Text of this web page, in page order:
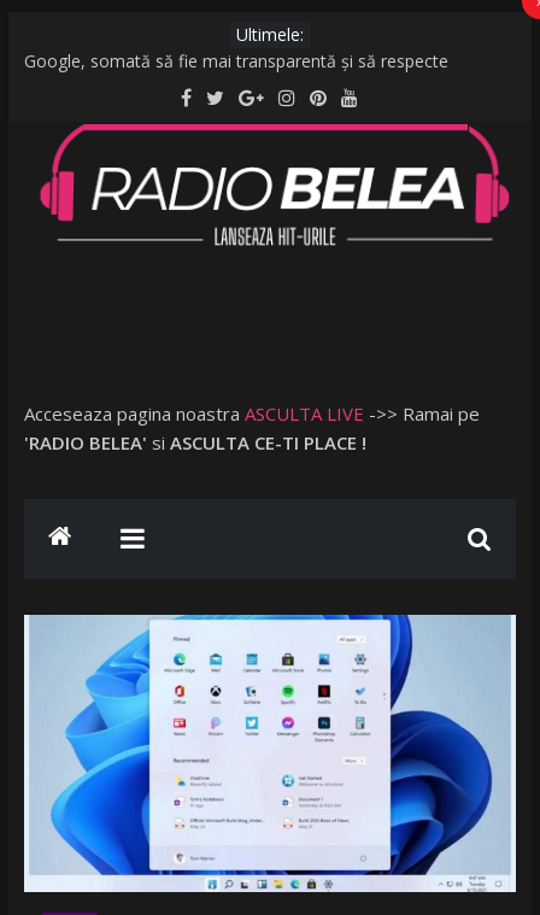
Ultimele:
Google, somată să fie mai transparentă și să respecte
legislația UE: Cum stabilește ordinea rezultatelor unei căutări?
De la caniculă la vijelii în câteva minute. O furtună puternică a
făcut ravagii în zeci de localități și în București
Raed Arafat: Nu cred că vorbim despre discriminare dacă se
limitează accesul celor nevaccinați în anumite locații
AMI – O Fată Obişnuită
Ce a postat Lambada, fosta soție a lui Tzancă Uraganu, la
Acceseaza pagina noastra ASCULTA LIVE ->> Ramai pe
'RADIO BELEA' si ASCULTA CE-TI PLACE !